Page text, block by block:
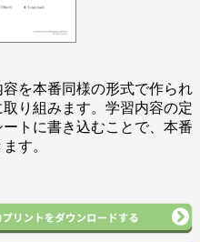
を本番同様の形式で作られ
り組みます。学習内容の定
トに書き込むことで、本番
す。